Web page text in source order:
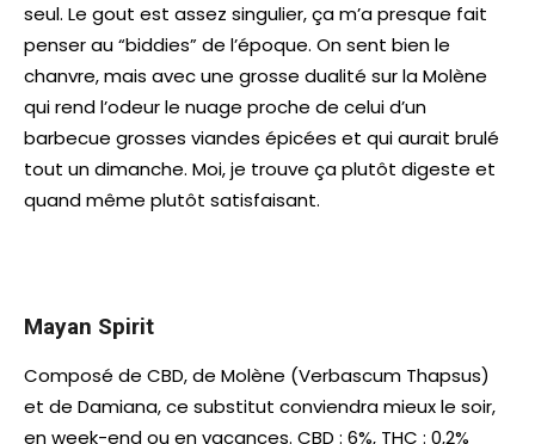
seul. Le gout est assez singulier, ça m’a presque fait
penser au “biddies” de l’époque. On sent bien le
chanvre, mais avec une grosse dualité sur la Molène
qui rend l’odeur le nuage proche de celui d’un
barbecue grosses viandes épicées et qui aurait brulé
tout un dimanche. Moi, je trouve ça plutôt digeste et
quand même plutôt satisfaisant.
Mayan Spirit
Composé de CBD, de Molène (Verbascum Thapsus)
et de Damiana, ce substitut conviendra mieux le soir,
en week-end ou en vacances. CBD : 6%, THC : 0,2%